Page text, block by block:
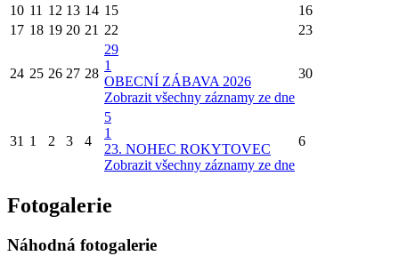
10 11 12 13 14 15
16
17 18 19 20 21 22 23
24 25 26 27 28
29
1
OBECNÍ ZÁBAVA 2026
Zobrazit všechny záznamy ze dne
30
31 1 2 3 4
5
1
23. NOHEC ROKYTOVEC
Zobrazit všechny záznamy ze dne
6
Fotogalerie
Náhodná fotogalerie